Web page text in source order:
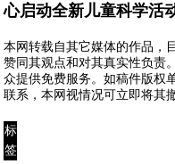
心启动全新儿童科学活
本网转载自其它媒体的作品，
赞同其观点和对其真实性负责
众提供免费服务。如稿件版权
联系，本网视情况可立即将其
标
签